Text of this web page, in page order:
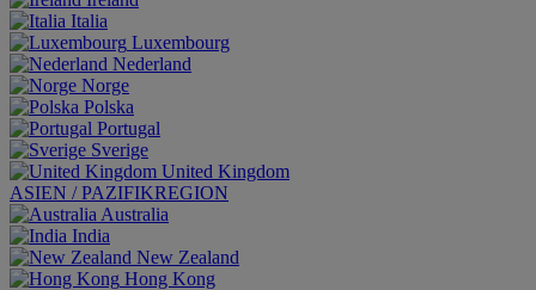
Italia
Luxembourg
Nederland
Norge
Polska
Portugal
Sverige
United Kingdom
ASIEN / PAZIFIKREGION
Australia
India
New Zealand
Hong Kong